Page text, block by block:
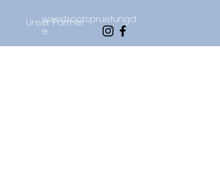
www.bootspruefung.d
e
Unser Partner